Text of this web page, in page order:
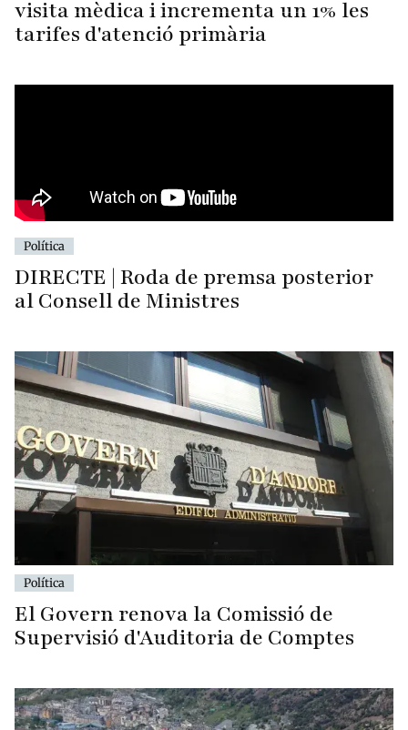
visita mèdica i incrementa un 1% les
tarifes d'atenció primària
Política
DIRECTE | Roda de premsa posterior
al Consell de Ministres
Política
El Govern renova la Comissió de
Supervisió d'Auditoria de Comptes